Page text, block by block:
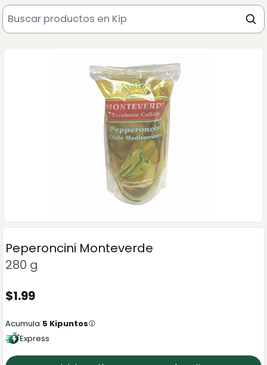
Peperoncini Monteverde
280 g
$1.99
Acumula 5 Kipuntos
Express